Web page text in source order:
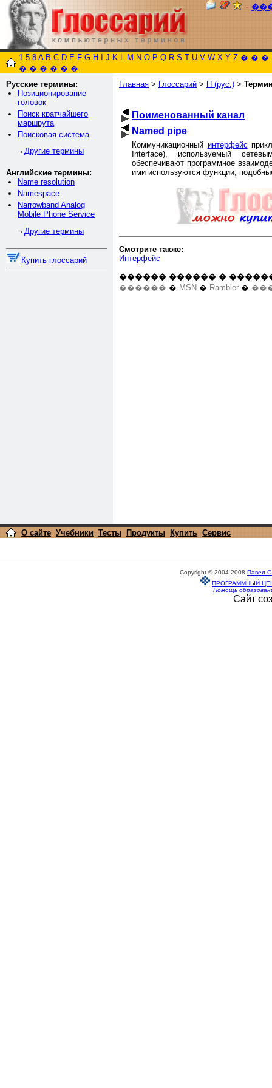
٠
1 5 8 A B C D E F G H J K L M N O P Q R S T U V W X Y Z � � �
� � � � � �
Русские термины:
Позиционирование
головок
Поиск кратчайшего
маршрута
Поисковая система
¬ Другие термины
Английские термины:
Name resolution
Namespace
Narrowband Analog
Mobile Phone Service
¬ Другие термины
Купить глоссарий
Главная > Глоссарий > П (рус.) >
Поименованный канал
Named pipe
Коммуникационный интерфейс
Interface), используемый
обеспечивают программное
ими используются функции,
Смотрите также:
Интерфейс
������ ������ �
������ � MSN � Rambler �
О сайте Учебники Тесты Продукты Купить Сервис
Copyright © 2004-2008 Павел
ПРОГРАММНЫЙ
Помощь
Сайт